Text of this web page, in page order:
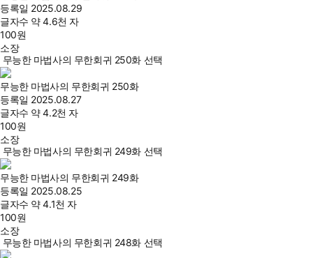
등록일 2025.08.29
글자수 약 4.6천 자
100원
소장
무능한 마법사의 무한회귀 250화 선택
무능한 마법사의 무한회귀 250화
등록일 2025.08.27
글자수 약 4.2천 자
100원
소장
무능한 마법사의 무한회귀 249화 선택
무능한 마법사의 무한회귀 249화
등록일 2025.08.25
글자수 약 4.1천 자
100원
소장
무능한 마법사의 무한회귀 248화 선택